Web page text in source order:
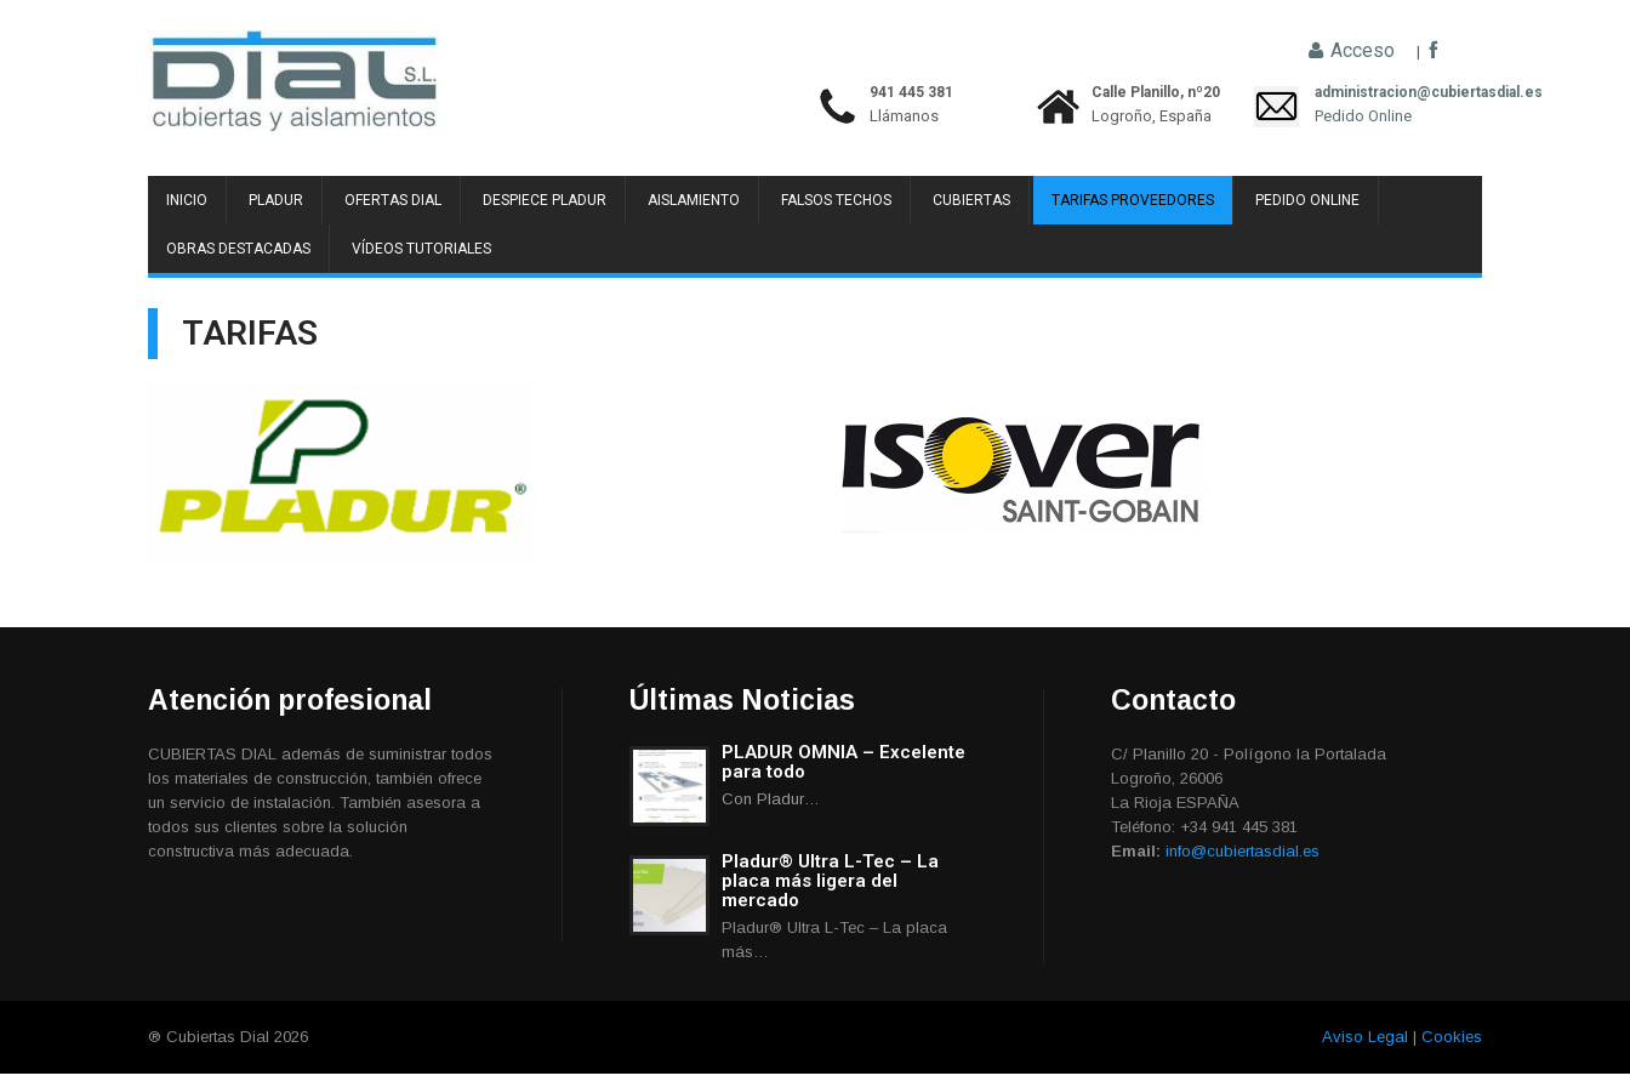
Acceso |
941 445 381
Llámanos
Calle Planillo, nº20
Logroño, España
administracion@cubiertasdial.es
Pedido Online
INICIO PLADUR OFERTAS DIAL DESPIECE PLADUR AISLAMIENTO FALSOS TECHOS CUBIERTAS TARIFAS PROVEEDORES PEDIDO ONLINE
OBRAS DESTACADAS VÍDEOS TUTORIALES
TARIFAS
Atención profesional
CUBIERTAS DIAL además de suministrar todos
los materiales de construcción, también ofrece
un servicio de instalación. También asesora a
todos sus clientes sobre la solución
constructiva más adecuada.
Últimas Noticias
PLADUR OMNIA – Excelente
para todo
Con Pladur…
Pladur® Ultra L-Tec – La
placa más ligera del
mercado
Pladur® Ultra L-Tec – La placa
más…
Contacto
C/ Planillo 20 - Polígono la Portalada
Logroño, 26006
La Rioja ESPAÑA
Teléfono: +34 941 445 381
Email: info@cubiertasdial.es
® Cubiertas Dial 2026 Aviso Legal | Cookies